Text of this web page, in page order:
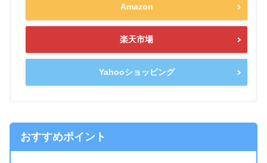
Amazon
楽天市場
Yahooショッピング
おすすめポイント